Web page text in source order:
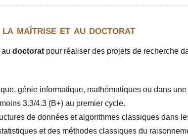
la maîtrise et au doctorat
au doctorat pour réaliser des projets de recherche
génie informatique, mathématiques ou dans
3.3/4.3 (B+) au premier cycle.
de données et algorithmes classiques dans
et des méthodes classiques du